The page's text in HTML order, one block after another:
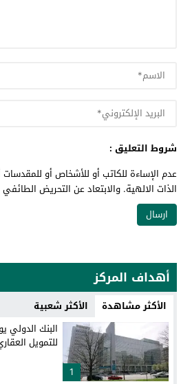
شروط التعليق :
عدم الإساءة للكاتب أو للأشخاص أو للمقدسات
الذات الالهية. والابتعاد عن التحريض
أهداف المركز
الأكثر مشاهدة الأكثر شعبية
1
البنك
للتمويل